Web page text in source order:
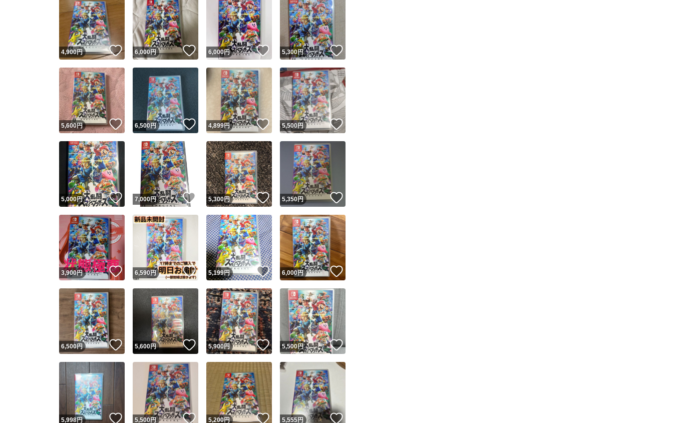
安心取引出品者
安心取引出品者 Yahoo!フリマの基準をクリアした安心・安全なユーザーです
取引実績
取引実績◯+ このユーザーはYahoo!フリマの取引を完了させた実績があります
他フリマ実績◯+ このユーザーは他フリマサービスでの取引実績があります
スピード&安心発送
※このバッジは実績に基づく表示であり、発送を保証しているものではありません
スピード＆安心発送
このユーザーは高頻度で24時間以内＆設定した発送日数内に発送してい
スピード発送 このユーザーは高頻度で24時間以内に発送しています
安心発送 このユーザーは設定した発送日数内に発送しています
この商品の情報をコピーします
商品画像の無断転載は禁止されています
コピーは1商品につき1回です
出品ページへ
キャンセル
4,900円 いいね！
6,000円 いいね！
6,000円 いいね！
5,300円 いいね！
5,600円 いいね！
6,500円 いいね！
4,899円 いいね！
5,500円 いいね！
5,000円 いいね！
7,000円 いいね！
5,300円 いいね！
5,350円
3,900円 いいね！
6,590円 いいね！
5,199円 いいね！
6,000円
6,500円 いいね！
5,600円 いいね！
5,900円 いいね！
5,500円 いいね！
5,998円 いいね！
5,500円 いいね！
5,200円 いいね！
5,555円